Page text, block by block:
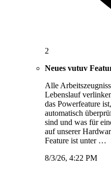
2
Neues vutuv
Alle
Lebenslauf
das Powerfeature
automatisch
sind und was für
auf unserer
Feature ist unter …
8/3/26, 4:22 PM